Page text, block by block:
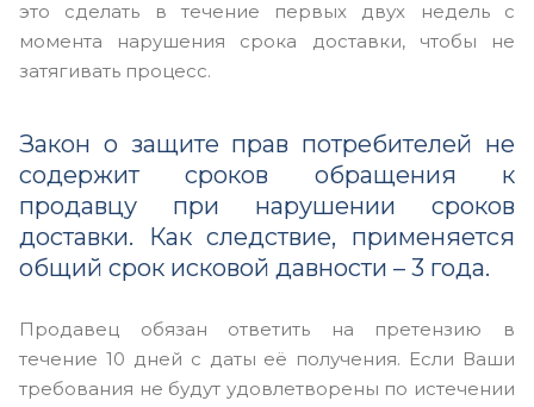
это сделать в течение первых двух недель с
момента нарушения срока доставки, чтобы не
затягивать процесс.
Закон о защите прав потребителей не
содержит сроков обращения к
продавцу при нарушении сроков
доставки. Как следствие, применяется
общий срок исковой давности – 3 года.
Продавец обязан ответить на претензию в
течение 10 дней с даты её получения. Если Ваши
требования не будут удовлетворены по истечении